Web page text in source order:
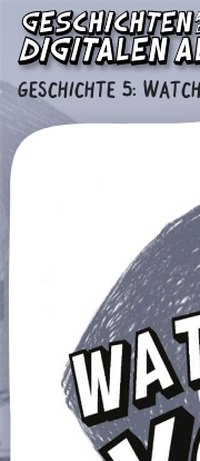
GESCHICHTE 5: